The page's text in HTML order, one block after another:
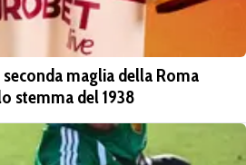
maglia della Roma
stemma del 1938